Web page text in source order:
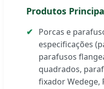
Produtos
Porcas e
especificações
parafusos
quadrados,
fixador Wedege,